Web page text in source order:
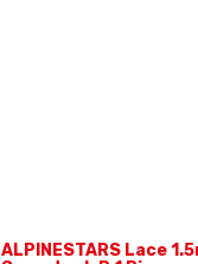
ALPINESTARS Lace